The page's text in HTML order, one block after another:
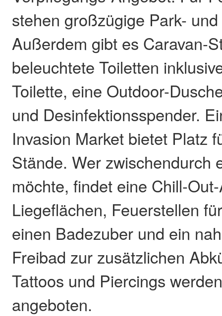
stehen großzügige Park-
Außerdem gibt es Caravan-
beleuchtete Toiletten
Toilette, eine Outdoor-
und Desinfektionsspender.
Invasion Market bietet Platz
Stände. Wer zwischendurch
möchte, findet eine Chill-
Liegeflächen, Feuerstellen
einen Badezuber und ein
Freibad zur zusätzlichen
Tattoos und Piercings
angeboten.